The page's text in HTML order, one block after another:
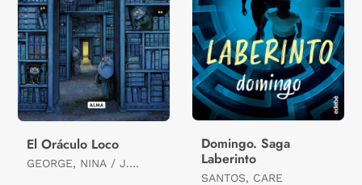
El Oráculo Loco
GEORGE, NINA / J.
Domingo. Saga
Laberinto
SANTOS, CARE